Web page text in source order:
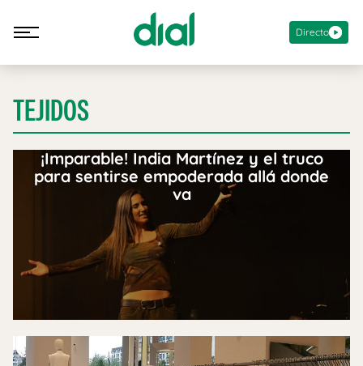
Directo
TEJIDOS
¡Imparable! India Martínez y el truco
para sentirse empoderada allá donde
va